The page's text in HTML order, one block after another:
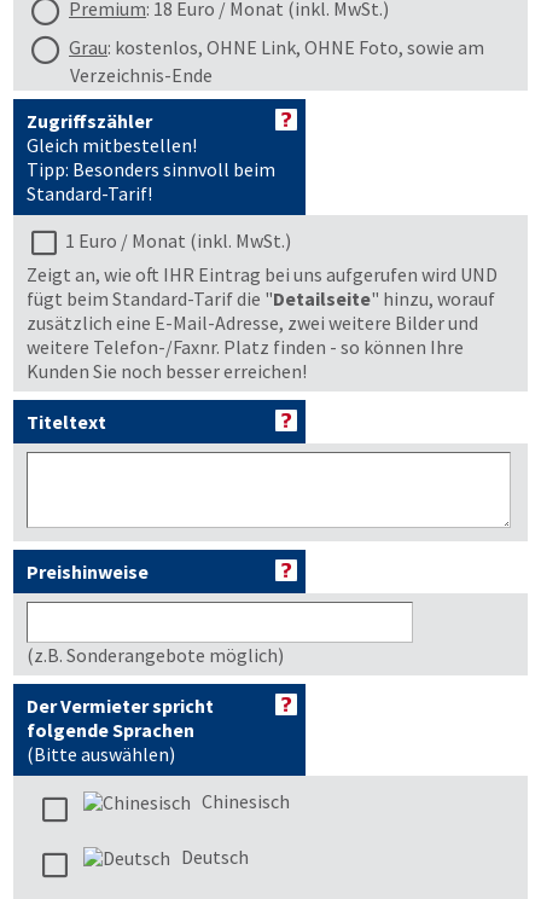
Premium: 18 Euro / Monat (inkl. MwSt.)
Grau: kostenlos, OHNE Link, OHNE Foto, sowie am
Verzeichnis-Ende
Zugriffszähler
Gleich mitbestellen!
Tipp: Besonders sinnvoll beim
Standard-Tarif!
1 Euro / Monat (inkl. MwSt.)
Zeigt an, wie oft IHR Eintrag bei uns aufgerufen wird UND
fügt beim Standard-Tarif die "Detailseite" hinzu, worauf
zusätzlich eine E-Mail-Adresse, zwei weitere Bilder und
weitere Telefon-/Faxnr. Platz finden - so können Ihre
Kunden Sie noch besser erreichen!
Titeltext
Preishinweise
(z.B. Sonderangebote möglich)
Der Vermieter spricht
folgende Sprachen
(Bitte auswählen)
Chinesisch
Deutsch